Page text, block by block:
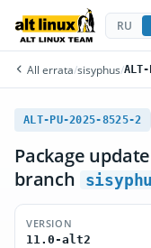
RU
All errata/sisyphus/
ALT-PU-2025-8525-2
Package update
branch
VERSION
11.0-alt2